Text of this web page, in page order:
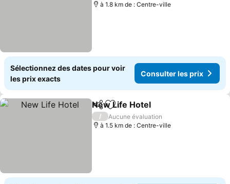
à 1.8 km de : Centre-ville
Sélectionnez des dates pour voir
les prix exacts
Consulter les prix
PartagerAjouter à mes favoris
New Life Hotel
/
Aucune évaluation
à 1.5 km de : Centre-ville